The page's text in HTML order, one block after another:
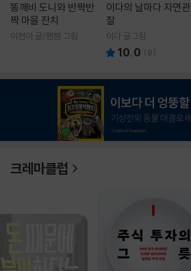
똥깨비 도니와 반짝반
짝 마을 잔치
이현아 글/핸짱 그림
이다의 날마다 자연관
찰
이다 글그림
10.0 (9)
크레마클럽